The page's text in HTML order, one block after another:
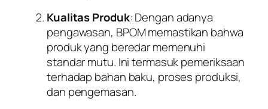
Kualitas Produk: Dengan adanya
pengawasan, BPOM memastikan bahwa
produk yang beredar memenuhi
standar mutu. Ini termasuk pemeriksaan
terhadap bahan baku, proses produksi,
dan pengemasan.